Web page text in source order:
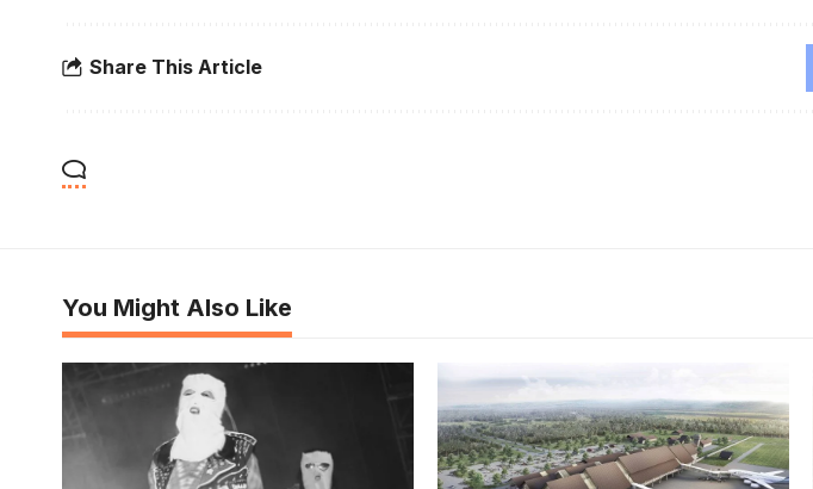
Share This Article
You Might Also Like